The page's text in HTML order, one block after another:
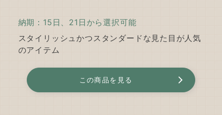
納期：15日、21日から選択可能
スタイリッシュかつスタンダードな見た目が人気
のアイテム
この商品を見る